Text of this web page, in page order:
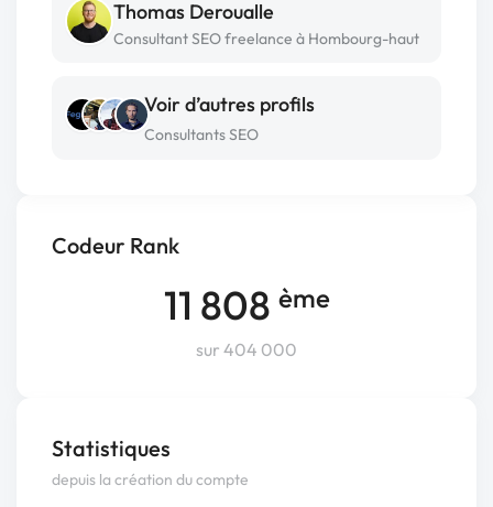
Codeur Rank
11 808 ème
sur 404 000
Statistiques
depuis la création du compte
Thomas Deroualle
Consultant SEO freelance à Hombourg-haut
Voir d’autres profils
Consultants SEO